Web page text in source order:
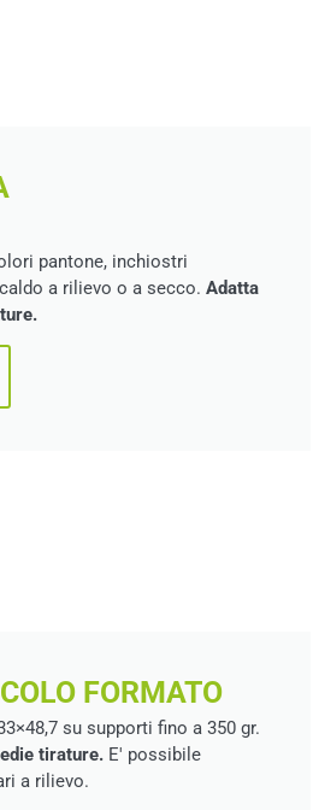
pantone, inchiostri
a rilievo o a secco. Adatta
FORMATO
su supporti fino a 350 gr.
tirature. E' possibile
a rilievo.